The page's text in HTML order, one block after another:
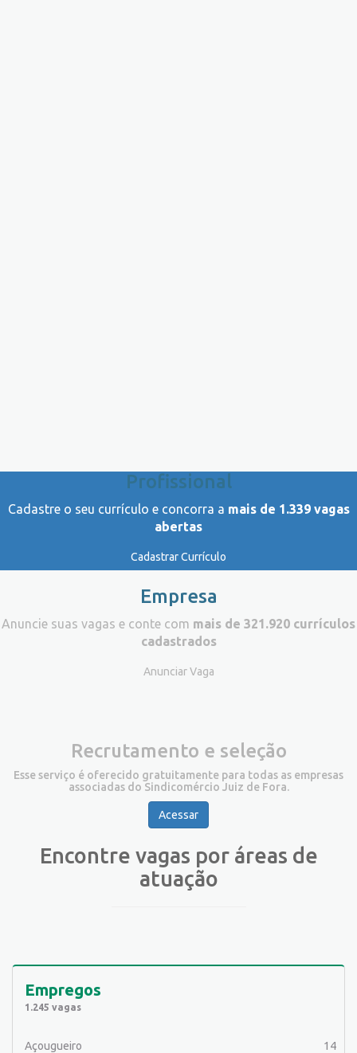
Profissional
Cadastre o seu currículo e concorra a mais de 1.339 vagas
abertas
Cadastrar Currículo
Empresa
Anuncie suas vagas e conte com mais de 321.920 currículos
cadastrados
Anunciar Vaga
Recrutamento e seleção
Esse serviço é oferecido gratuitamente para todas as empresas
associadas do Sindicomércio Juiz de Fora.
Acessar
Encontre vagas por áreas de
atuação
Empregos
1.245 vagas
Açougueiro
14